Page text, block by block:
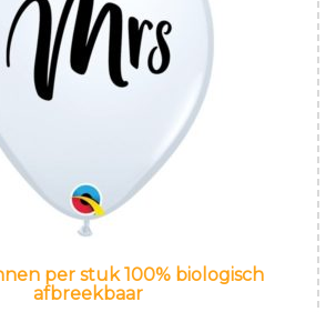
per stuk 100% biologisch
afbreekbaar